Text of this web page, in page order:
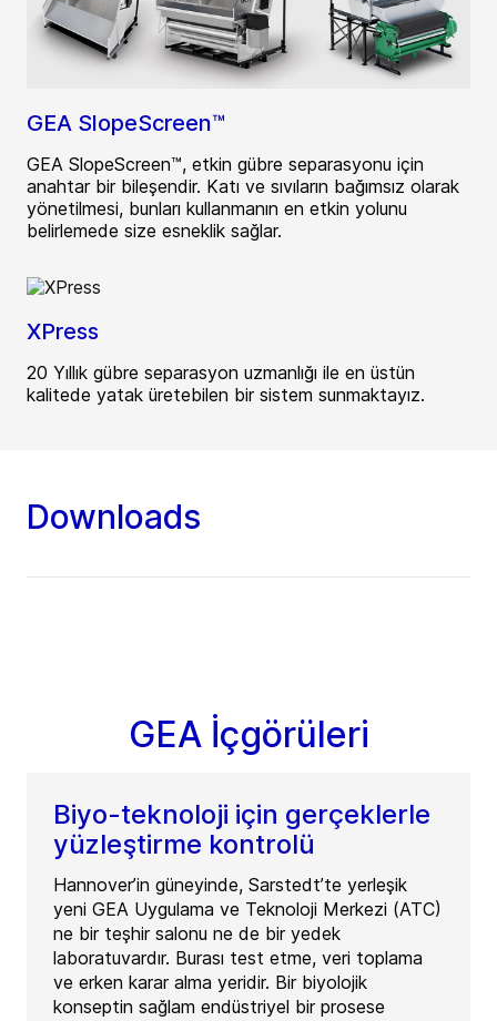
GEA SlopeScreen™
GEA SlopeScreen™, etkin gübre separasyonu için
anahtar bir bileşendir. Katı ve sıvıların bağımsız olarak
yönetilmesi, bunları kullanmanın en etkin yolunu
belirlemede size esneklik sağlar.
XPress
20 Yıllık gübre separasyon uzmanlığı ile en üstün
kalitede yatak üretebilen bir sistem sunmaktayız.
Downloads
GEA İçgörüleri
Biyo-teknoloji için gerçeklerle
yüzleştirme kontrolü
Hannover’in güneyinde, Sarstedt’te yerleşik
yeni GEA Uygulama ve Teknoloji Merkezi (ATC)
ne bir teşhir salonu ne de bir yedek
laboratuvardır. Burası test etme, veri toplama
ve erken karar alma yeridir. Bir biyolojik
konseptin sağlam endüstriyel bir prosese